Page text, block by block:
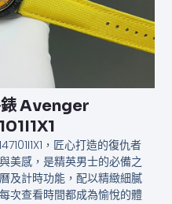
錶​ Avenger
，匠心打造的復仇者
美感，是精英男士的必備之
及計時功能，配以精緻細膩
次查看時間都成為愉悅的體